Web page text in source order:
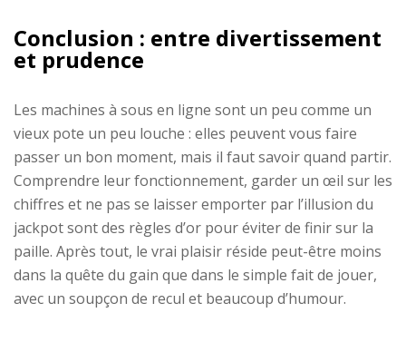
Conclusion : entre divertissement
et prudence
Les machines à sous en ligne sont un peu comme un
vieux pote un peu louche : elles peuvent vous faire
passer un bon moment, mais il faut savoir quand partir.
Comprendre leur fonctionnement, garder un œil sur les
chiffres et ne pas se laisser emporter par l’illusion du
jackpot sont des règles d’or pour éviter de finir sur la
paille. Après tout, le vrai plaisir réside peut-être moins
dans la quête du gain que dans le simple fait de jouer,
avec un soupçon de recul et beaucoup d’humour.